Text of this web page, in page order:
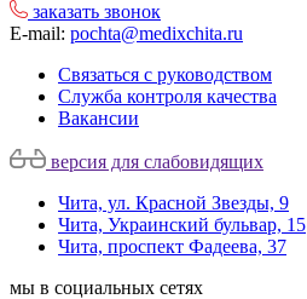
заказать звонок
E-mail: pochta@medixchita.ru
Связаться с руководством
Служба контроля качества
Вакансии
версия для слабовидящих
Чита, ул. Красной Звезды, 9
Чита, Украинский бульвар, 15
Чита, проспект Фадеева, 37
мы в социальных сетях